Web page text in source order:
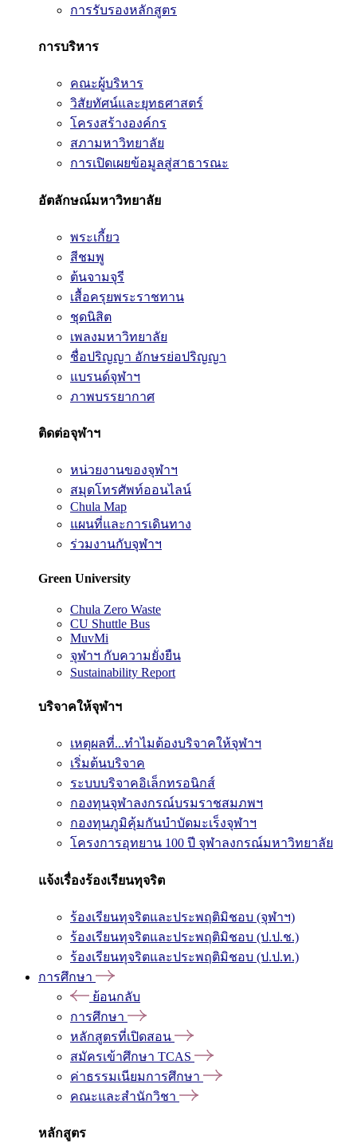
การรับรองหลักสูตร
การบริหาร
คณะผู้บริหาร
วิสัยทัศน์และยุทธศาสตร์
โครงสร้างองค์กร
สภามหาวิทยาลัย
การเปิดเผยข้อมูลสู่สาธารณะ
อัตลักษณ์มหาวิทยาลัย
พระเกี้ยว
สีชมพู
ต้นจามจุรี
เสื้อครุยพระราชทาน
ชุดนิสิต
เพลงมหาวิทยาลัย
ชื่อปริญญา อักษรย่อปริญญา
แบรนด์จุฬาฯ
ภาพบรรยากาศ
ติดต่อจุฬาฯ
หน่วยงานของจุฬาฯ
สมุดโทรศัพท์ออนไลน์
Chula Map
แผนที่และการเดินทาง
ร่วมงานกับจุฬาฯ
Green University
Chula Zero Waste
CU Shuttle Bus
MuvMi
จุฬาฯ กับความยั่งยืน
Sustainability Report
บริจาคให้จุฬาฯ
เหตุผลที่...ทำไมต้องบริจาคให้จุฬาฯ
เริ่มต้นบริจาค
ระบบบริจาคอิเล็กทรอนิกส์
กองทุนจุฬาลงกรณ์บรมราชสมภพฯ
กองทุนภูมิคุ้มกันบำบัดมะเร็งจุฬาฯ
โครงการอุทยาน 100 ปี จุฬาลงกรณ์มหาวิทยาลัย
แจ้งเรื่องร้องเรียนทุจริต
ร้องเรียนทุจริตและประพฤติมิชอบ (จุฬาฯ)
ร้องเรียนทุจริตและประพฤติมิชอบ (ป.ป.ช.)
ร้องเรียนทุจริตและประพฤติมิชอบ (ป.ป.ท.)
การศึกษา
ย้อนกลับ
การศึกษา
หลักสูตรที่เปิดสอน
สมัครเข้าศึกษา TCAS
ค่าธรรมเนียมการศึกษา
คณะและสำนักวิชา
หลักสูตร